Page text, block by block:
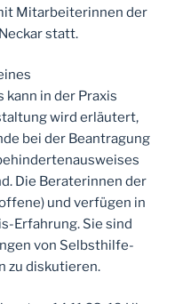
Mitarbeiterinnen der
statt.
in der Praxis
wird erläutert,
bei der Beantragung
Die Beraterinnen der
und verfügen in
Erfahrung. Sie sind
von Selbsthilfe-
zu diskutieren.